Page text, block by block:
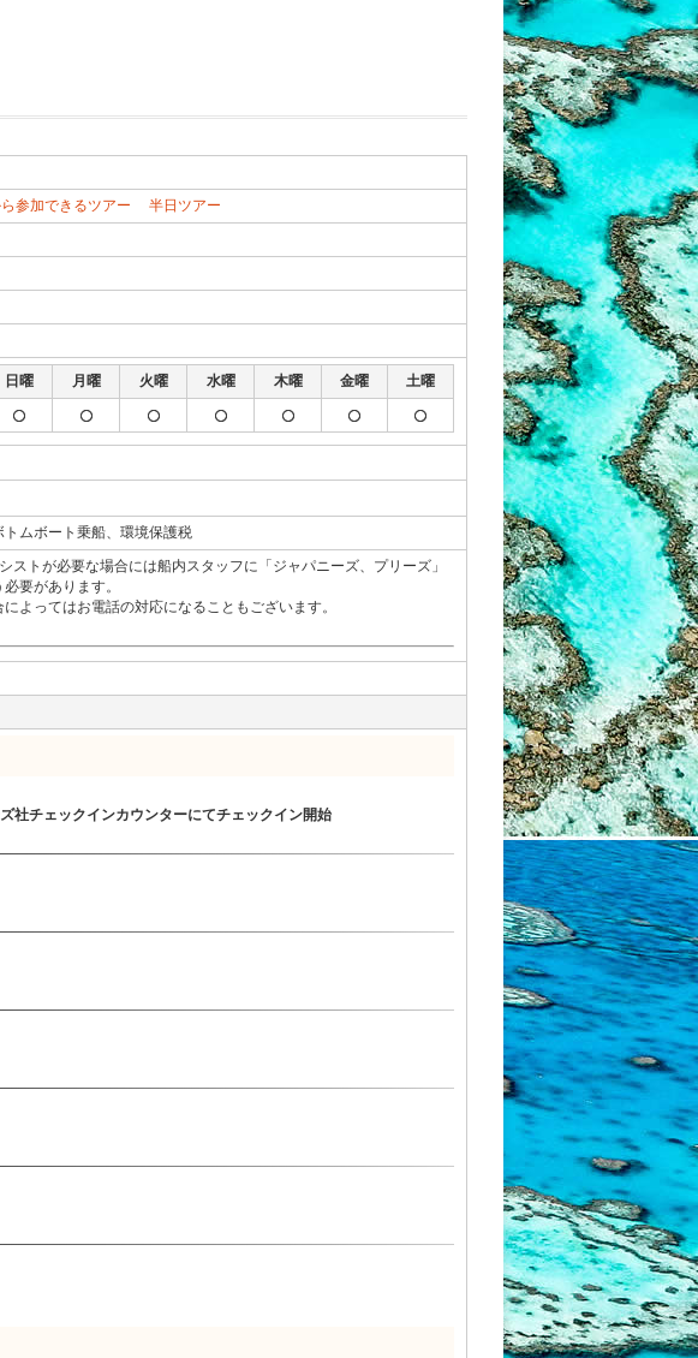
参加できるツアー
半日ツアー
日曜 月曜 火曜 水曜 木曜 金曜
土曜
ムボート乗船、環境保護税
トが必要な場合には船内スタッフに「ジャパニーズ、プリーズ」
要があります。
よってはお電話の対応になることもございます。
ズ社チェックインカウンターにてチェックイン開始